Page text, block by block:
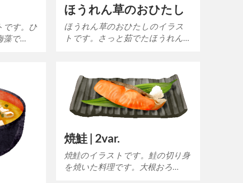
です。ひ
藻で…
ほうれん草のおひたし
ほうれん草のおひたしのイラス
トです。さっと茹でたほうれん…
焼鮭 | 2var.
焼鮭のイラストです。鮭の切り身
を焼いた料理です。大根おろ…